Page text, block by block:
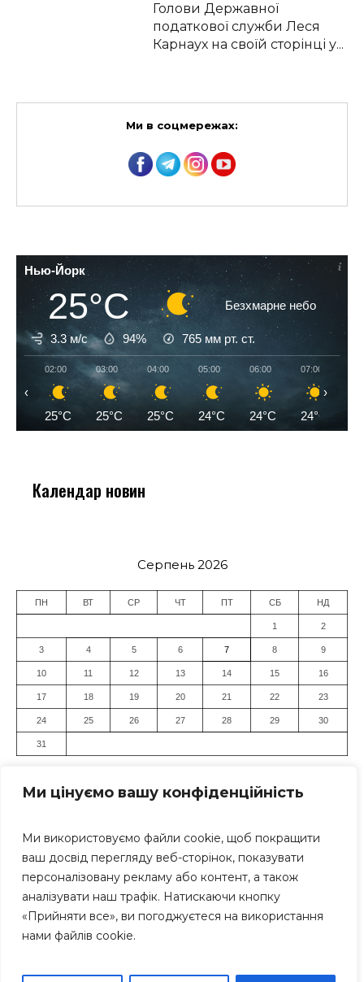
Ми цінуємо вашу конфіденційність
Ми використовуємо файли cookie, щоб покращити
ваш досвід перегляду веб-сторінок, показувати
персоналізовану рекламу або контент, а також
аналізувати наш трафік. Натискаючи кнопку
«Прийняти все», ви погоджуєтеся на використання
нами файлів cookie.
Голови Державної
податкової служби Леся
Карнаух на своїй сторінці у...
Ми в соцмережах:
Нью-Йорк
25°C Безхмарне небо
3.3 м/с 94% 765 мм рт. ст.
02:00
25°C
03:00
25°C
04:00
25°C
05:00
24°C
06:00
24°C
07:00
24°C
‹ ›
Календар новин
Серпень 2026
ПН ВТ СР ЧТ ПТ СБ НД
1 2
3 4 5 6 7 8 9
10 11 12 13 14 15 16
17 18 19 20 21 22 23
24 25 26 27 28 29 30
31
Засновник: Громадська організація "Дніпровський Прес-
Клуб" Всі права захищені. Використання матеріалів
інтернет-видань - гіперпосилання) на «Дніпро Інформ»